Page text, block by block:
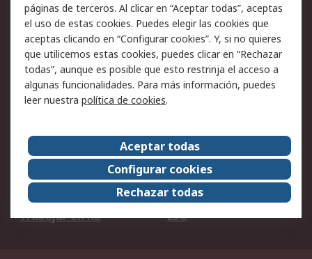
Legal
Aviso legal
Política de privacidad -
Actualizada
Política sobre cookies
Seguridad de emails
Certificaciones de
Condiciones de venta
Acerca de RS
Acerca de RS
RS Group
RS en el mundo
Sala de prensa
Trabajar en RS
ESG
páginas de terceros. Al clicar en “Aceptar todas”, aceptas
el uso de estas cookies. Puedes elegir las cookies que
aceptas clicando en “Configurar cookies”. Y, si no quieres
que utilicemos estas cookies, puedes clicar en “Rechazar
todas”, aunque es posible que esto restrinja el acceso a
algunas funcionalidades. Para más información, puedes
leer nuestra política de cookies.
Aceptar todas
Configurar cookies
Rechazar todas